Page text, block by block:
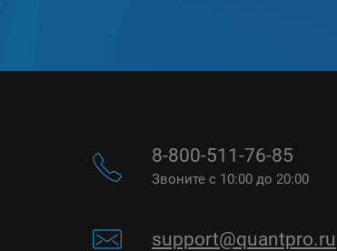
8-800-511-76-85
Звоните с 10:00 до 20:00
support@quantpro.ru